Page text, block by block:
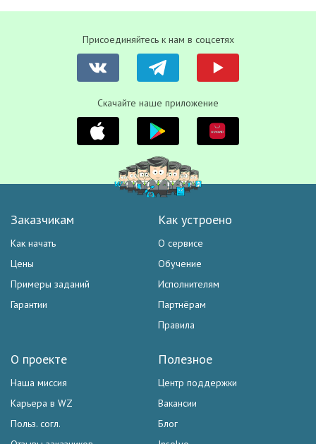
Присоединяйтесь к нам в соцсетях
Скачайте наше приложение
Заказчикам
Как начать
Цены
Примеры заданий
Гарантии
Как устроено
О сервисе
Обучение
Исполнителям
Партнёрам
Правила
Полезное
Центр поддержки
Вакансии
Блог
О проекте
Наша миссия
Карьера в WZ
Польз. согл.